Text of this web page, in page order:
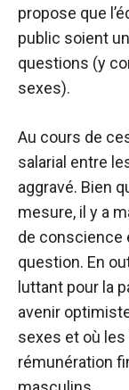
propose que
public soient
questions (y
sexes).
Au cours de
salarial entre
aggravé. Bien
mesure, il y a
de conscience
question. En
luttant pour la
avenir
sexes et où
rémunération